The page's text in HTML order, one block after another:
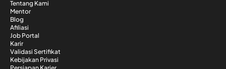
Tentang Kami
Mentor
Blog
Afiliasi
Job Portal
Karir
Validasi Sertifikat
Kebijakan Privasi